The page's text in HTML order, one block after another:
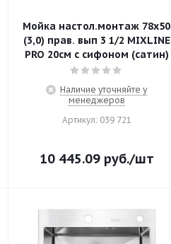
Мойка настол.монтаж 78х50
(3,0) прав. вып 3 1/2 MIXLINE
PRO 20см с сифоном (сатин)
Наличие уточняйте у
менеджеров
Артикул: 039 721
10 445.09руб./шт